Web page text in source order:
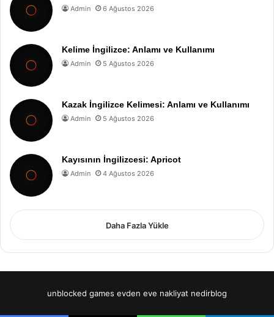
Admin 6 Ağustos 2026
Kelime İngilizce: Anlamı ve Kullanımı
Admin 5 Ağustos 2026
Kazak İngilizce Kelimesi: Anlamı ve Kullanımı
Admin 5 Ağustos 2026
Kayısının İngilizcesi: Apricot
Admin 4 Ağustos 2026
Daha Fazla Yükle
unblocked games evden eve nakliyat nedirblog